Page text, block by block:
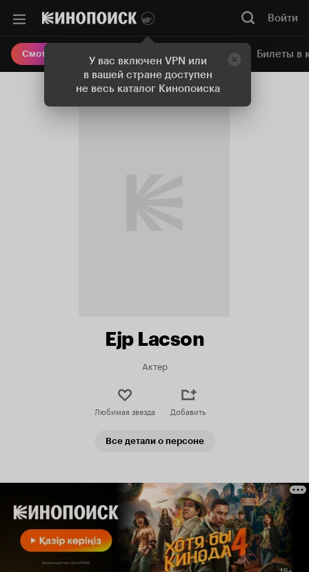
У вас включен VPN или
в вашей стране доступен
не весь каталог Кинопоиска
Войти
Смотреть кино Онлайн-кинотеатр Билеты в
Ejp Lacson
Актер
Любимая звезда Добавить
Все детали о персоне